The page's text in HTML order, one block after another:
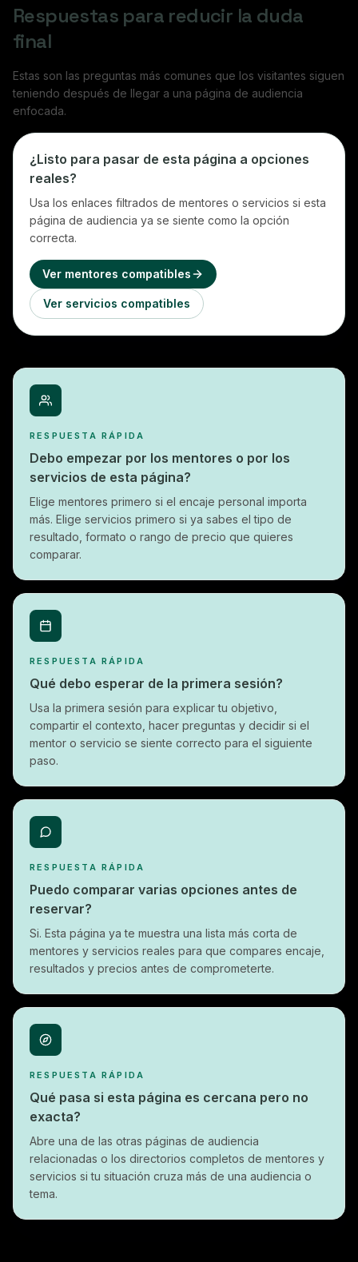
Respuestas para reducir la duda
final
Estas son las preguntas más comunes que los visitantes siguen
teniendo después de llegar a una página de audiencia
enfocada.
¿Listo para pasar de esta página a opciones
reales?
Usa los enlaces filtrados de mentores o servicios si esta
página de audiencia ya se siente como la opción
correcta.
Ver mentores compatibles
Ver servicios compatibles
RESPUESTA RÁPIDA
Debo empezar por los mentores o por los
servicios de esta página?
Elige mentores primero si el encaje personal importa
más. Elige servicios primero si ya sabes el tipo de
resultado, formato o rango de precio que quieres
comparar.
RESPUESTA RÁPIDA
Qué debo esperar de la primera sesión?
Usa la primera sesión para explicar tu objetivo,
compartir el contexto, hacer preguntas y decidir si el
mentor o servicio se siente correcto para el siguiente
paso.
RESPUESTA RÁPIDA
Puedo comparar varias opciones antes de
reservar?
Si. Esta página ya te muestra una lista más corta de
mentores y servicios reales para que compares encaje,
resultados y precios antes de comprometerte.
RESPUESTA RÁPIDA
Qué pasa si esta página es cercana pero no
exacta?
Abre una de las otras páginas de audiencia
relacionadas o los directorios completos de mentores y
servicios si tu situación cruza más de una audiencia o
tema.